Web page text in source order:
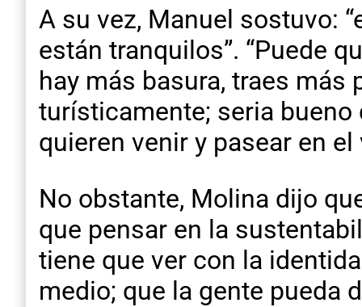
A su vez, Manuel sostuvo:
están tranquilos”. “Puede
hay más basura, traes más
turísticamente; seria bueno
quieren venir y pasear en
No obstante, Molina dijo
que pensar en la
tiene que ver con la
medio; que la gente pueda